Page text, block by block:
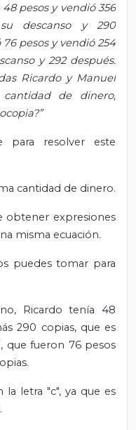
pesos y vendió 356
descanso y 290
pesos y vendió 254
y 292 después.
Ricardo y Manuel
de dinero,
para resolver este
cantidad de dinero.
obtener expresiones
misma ecuación.
puedes tomar para
Ricardo tenía 48
290 copias, que es
que fueron 76 pesos
la letra "c", ya que es